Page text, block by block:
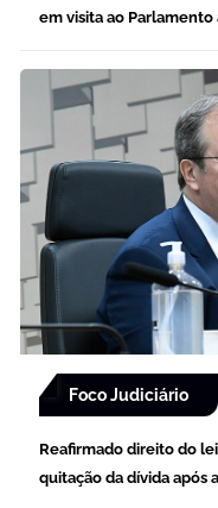
em visita ao
Foco Judiciário
Reafirmado direito do
quitação da dívida após